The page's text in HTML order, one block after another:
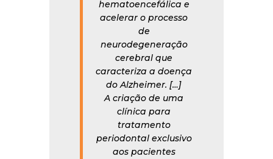
hematoencefálica e
acelerar o processo
de
neurodegeneração
cerebral que
caracteriza a doença
do Alzheimer. […]
A criação de uma
clínica para
tratamento
periodontal exclusivo
aos pacientes